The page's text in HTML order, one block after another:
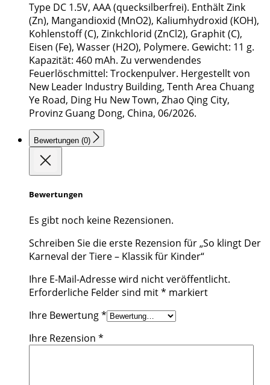
Type DC 1.5V, AAA (quecksilberfrei). Enthält Zink
(Zn), Mangandioxid (MnO2), Kaliumhydroxid (KOH),
Kohlenstoff (C), Zinkchlorid (ZnCl2), Graphit (C),
Eisen (Fe), Wasser (H2O), Polymere. Gewicht: 11 g.
Kapazität: 460 mAh. Zu verwendendes
Feuerlöschmittel: Trockenpulver. Hergestellt von
New Leader Industry Building, Tenth Area Chuang
Ye Road, Ding Hu New Town, Zhao Qing City,
Provinz Guang Dong, China, 06/2026.
Bewertungen (0)
Bewertungen
Es gibt noch keine Rezensionen.
Schreiben Sie die erste Rezension für „So klingt Der
Karneval der Tiere – Klassik für Kinder“
Ihre E-Mail-Adresse wird nicht veröffentlicht.
Erforderliche Felder sind mit* markiert
Ihre Bewertung*
Ihre Rezension *